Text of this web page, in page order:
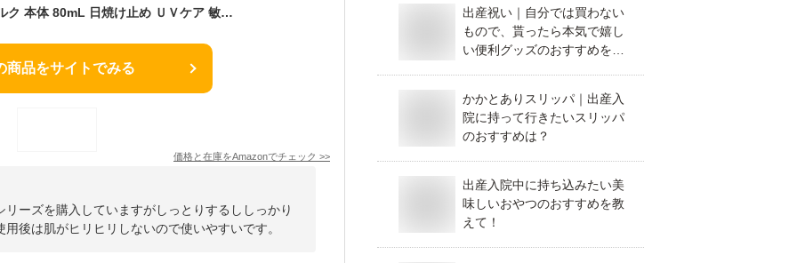
ミノンUVマイルドミルク 本体 80mL 日焼け止め ＵＶケア 敏感肌 肌あれ防止 SPF50+ PA++++ 紫外線吸収剤フリー 低刺激性 お子さまと一緒に 【医薬部外品】
商品をサイトでみる
価格と在庫をAmazonでチェック >>
ーズを購入していますがしっとりするししっかり
後は肌がヒリヒリしないので使いやすいです。
出産祝い｜自分では買わない
もので、貰ったら本気で嬉し
い便利グッズのおすすめを教
かかとありスリッパ｜出産入
院に持って行きたいスリッパ
のおすすめは？
出産入院中に持ち込みたい美
味しいおやつのおすすめを教
えて！